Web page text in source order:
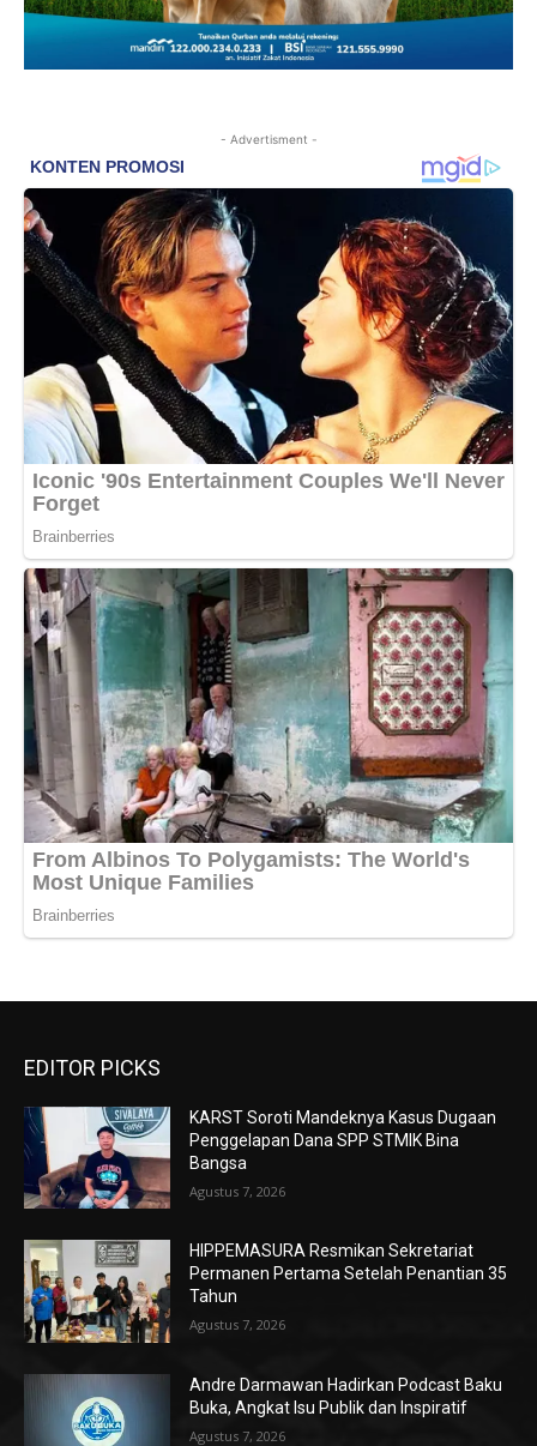
- Advertisment -
EDITOR PICKS
KARST Soroti Mandeknya Kasus Dugaan
Penggelapan Dana SPP STMIK Bina
Bangsa
Agustus 7, 2026
HIPPEMASURA Resmikan Sekretariat
Permanen Pertama Setelah Penantian 35
Tahun
Agustus 7, 2026
Andre Darmawan Hadirkan Podcast Baku
Buka, Angkat Isu Publik dan Inspiratif
Agustus 7, 2026